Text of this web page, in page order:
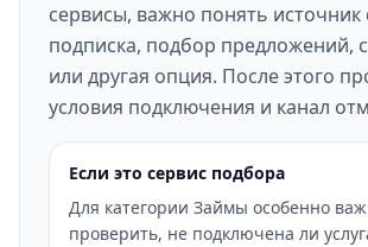
сервисы, важно понять источник
подписка, подбор предложений,
или другая опция. После этого
условия подключения и канал
Если это сервис подбора
Для категории Займы особенно
проверить, не подключена ли